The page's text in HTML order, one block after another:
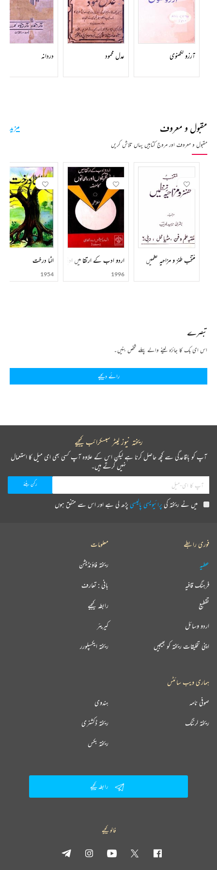
رونا ہے کچھ ہنسی نہیں ہے
اور یہ فرمائش کی کہ اس طرح آسان زبان میں اشعار کہا کریں۔ آرزوؔ کے ذہن پر اس فرمائش نے مہمیز کا
کام کیا اور یہ تجویز بہت پسند آئی اور پھر اس راہ پر انہوں نے اپنا قدم رکھا تو لکھنؤ میں دھوم مچا دی۔
یوں بھی ان کی شاعری میں جذبات، احساسات اور تغزل پہلے ہی سے موجود تھا، اب یہ نکھر کر سامنے
اور لیکن آرزوؔ نے جو منظر کشی کی ہے وہ دو چاہنے والوں کی مجبوریوں اور شدت جذبات کا بھر پور احساس
پھر گلے میں ڈال دیں بانہیں جدا ہونے کے بعد
آرزوؔ کی غزلوں میں درد، رنج و الم کے ساتھ ایک پرکیف اور لطیف جذبۂ محبت کا احساس موجود ہے۔
اندھیرے گھر میں کبھی چاندنی نہیں آتی
ہنسی کی بات پہ بھی اب ہنسی نہیں آتی
آرزوؔ کے کلام میں نہایت مہذب معاملہ بندی اور چھیڑ چھاڑ نے اشعار کو دلکش تو بنایا ہی ہے لیکن ان
کی زبان کی شیرینی اور صفائی، محاورات اور ضرب الامثال کا باموقع استعمال شعر کے حسن کو اور بھی بڑھا
دیتا ہے۔
آرزو لکھنوی عدل محمود دردانہ
مقبول و معروف
مقبول و معروف اور مروج کتابیں یہاں تلاش کریں
مزید
منتخب طنز و مزاحیہ نظمیں اردو ادب کے ارتقا میں ادبی تحریکوں اور رجحانوں کا حصہ
1996
الٹا درخت
1954
تبصرے
اس ای بک کا جائزہ لینے والے پہلے شخص بنیں۔
رائے دیجیے
ریختہ نیوز لیٹر سبسکرائب کیجیے
آپ کو باقاعدگی سے کچھ حاصل کرنا ہے لیکن اس کے علاوہ آپ کسی بھی ای میل کا استعمال
نہیں کرتے ہیں۔
میں نے ریختہ کیپرائیویسی پالیسیپڑھ لی ہے اور اس سے متفق ہوں
فوری رابطے
عطیہ
فرہنگ قافیہ
تقطیع
اردو وسائل
اپنی تخلیقات ریختہ کو بھیجیں
معلومات
ریختہ فاؤنڈیشن
بانی : تعارف
رابطہ کیجیے
کیریئر
ریختہ ایکسپلورر
ہماری ویب سائٹس
ہندوی صوفی نامہ
ریختہ ڈکشنری ریختہ لرننگ
ریختہ بکس
رابطہ کیجیے
فالو کیجیے